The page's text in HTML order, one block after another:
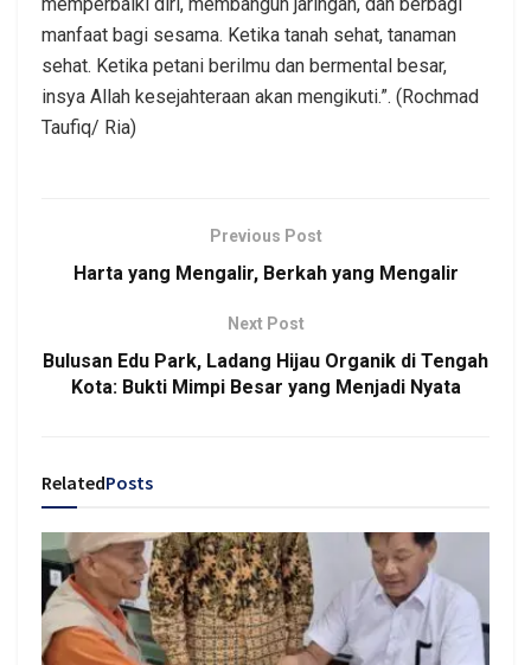
memperbaiki diri, membangun jaringan, dan berbagi
manfaat bagi sesama. Ketika tanah sehat, tanaman
sehat. Ketika petani berilmu dan bermental besar,
insya Allah kesejahteraan akan mengikuti.”. (Rochmad
Taufiq/ Ria)
Previous Post
Harta yang Mengalir, Berkah yang Mengalir
Next Post
Bulusan Edu Park, Ladang Hijau Organik di Tengah
Kota: Bukti Mimpi Besar yang Menjadi Nyata
RelatedPosts